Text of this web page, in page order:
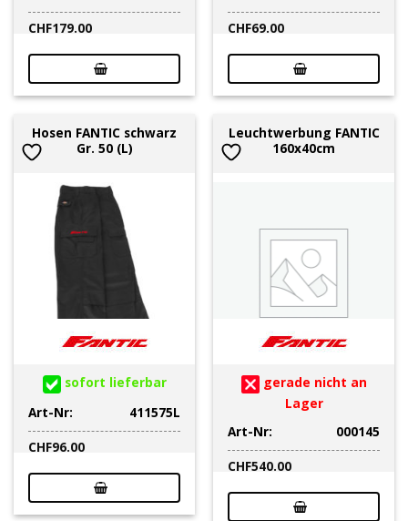
CHF179.00
CHF69.00
Hosen FANTIC schwarz
Gr. 50 (L)
sofort lieferbar
Art-Nr:
411575L
CHF96.00
Leuchtwerbung FANTIC
160x40cm
gerade nicht an
Lager
Art-Nr:
000145
CHF540.00